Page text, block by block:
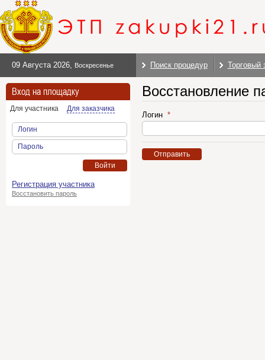
09 Августа 2026, Воскресенье Поиск процедур Торговый
Вход на площадку
Для участника Для заказчика
Логин
Пароль
Войти
Регистрация участника
Восстановить пароль
Восстановление
Логин
Отправить